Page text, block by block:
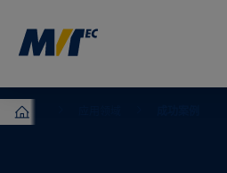
MVTec Software – 机器视觉专家